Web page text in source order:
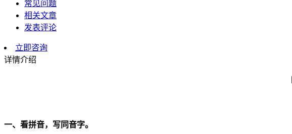
常见问题
相关文章
发表评论
立即咨询
详情介绍
一、看拼音，写同音字。